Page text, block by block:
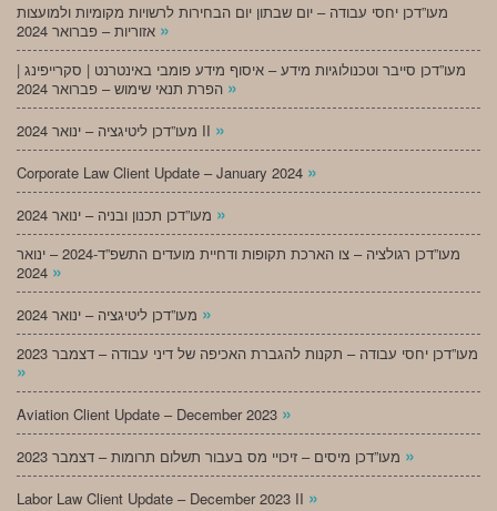
מעו”דכן יחסי עבודה – יום שבתון יום הבחירות לרשויות מקומיות ולמועצות
»
מעו”דכן סייבר וטכנולוגיות מידע – איסוף מידע פומבי באינטרנט | סקרייפינג |
»
מעו”דכן ליטיגציה – ינואר 2024 II »
Corporate Law Client Update – January 2024 »
»
מעו”דכן רגולציה – צו הארכת תקופות ודחיית מועדים התשפ”ד-2024 – ינואר
»
»
מעו”דכן יחסי עבודה – תקנות להגברת האכיפה של דיני עבודה – דצמבר 2023
»
Aviation Client Update – December 2023 »
»
Labor Law Client Update – December 2023 II »